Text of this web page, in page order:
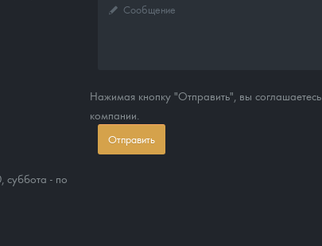
суббота - по
Нажимая кнопку "Отправить", вы соглашаетесь
компании.
Отправить